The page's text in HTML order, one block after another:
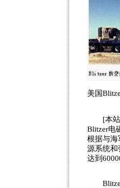
美国
[本站
Blitzer电
根据与海
源系统和
达到
Blitzer